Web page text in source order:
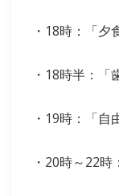
・18時：「夕
・18時半：「
・19時：「自
・20時～22時